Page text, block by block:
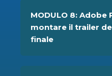
MODULO 8: Adobe
montare il trailer
finale